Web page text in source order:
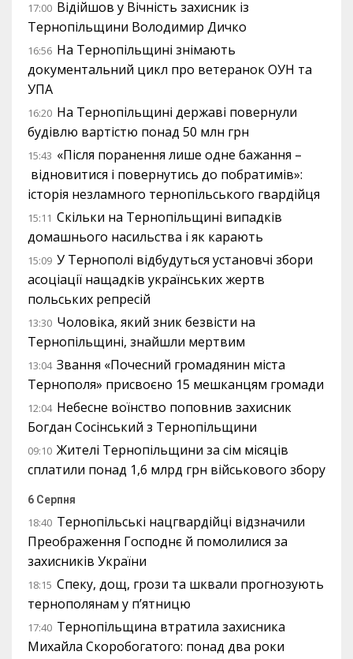
17:00 Відійшов у Вічність захисник із
Тернопільщини Володимир Дичко
16:56 На Тернопільщині знімають
документальний цикл про ветеранок ОУН та
УПА
16:20 На Тернопільщині державі повернули
будівлю вартістю понад 50 млн грн
15:43 «Після поранення лише одне бажання –
відновитися і повернутись до побратимів»:
історія незламного тернопільського гвардійця
15:11 Скільки на Тернопільщині випадків
домашнього насильства і як карають
15:09 У Тернополі відбудуться установчі збори
асоціації нащадків українських жертв
польських репресій
13:30 Чоловіка, який зник безвісти на
Тернопільщині, знайшли мертвим
13:04 Звання «Почесний громадянин міста
Тернополя» присвоєно 15 мешканцям громади
12:04 Небесне воїнство поповнив захисник
Богдан Сосінський з Тернопільщини
09:10 Жителі Тернопільщини за сім місяців
сплатили понад 1,6 млрд грн військового збору
6 Серпня
18:40 Тернопільські нацгвардійці відзначили
Преображення Господнє й помолилися за
захисників України
18:15 Спеку, дощ, грози та шквали прогнозують
тернополянам у п’ятницю
17:40 Тернопільщина втратила захисника
Михайла Скоробогатого: понад два роки